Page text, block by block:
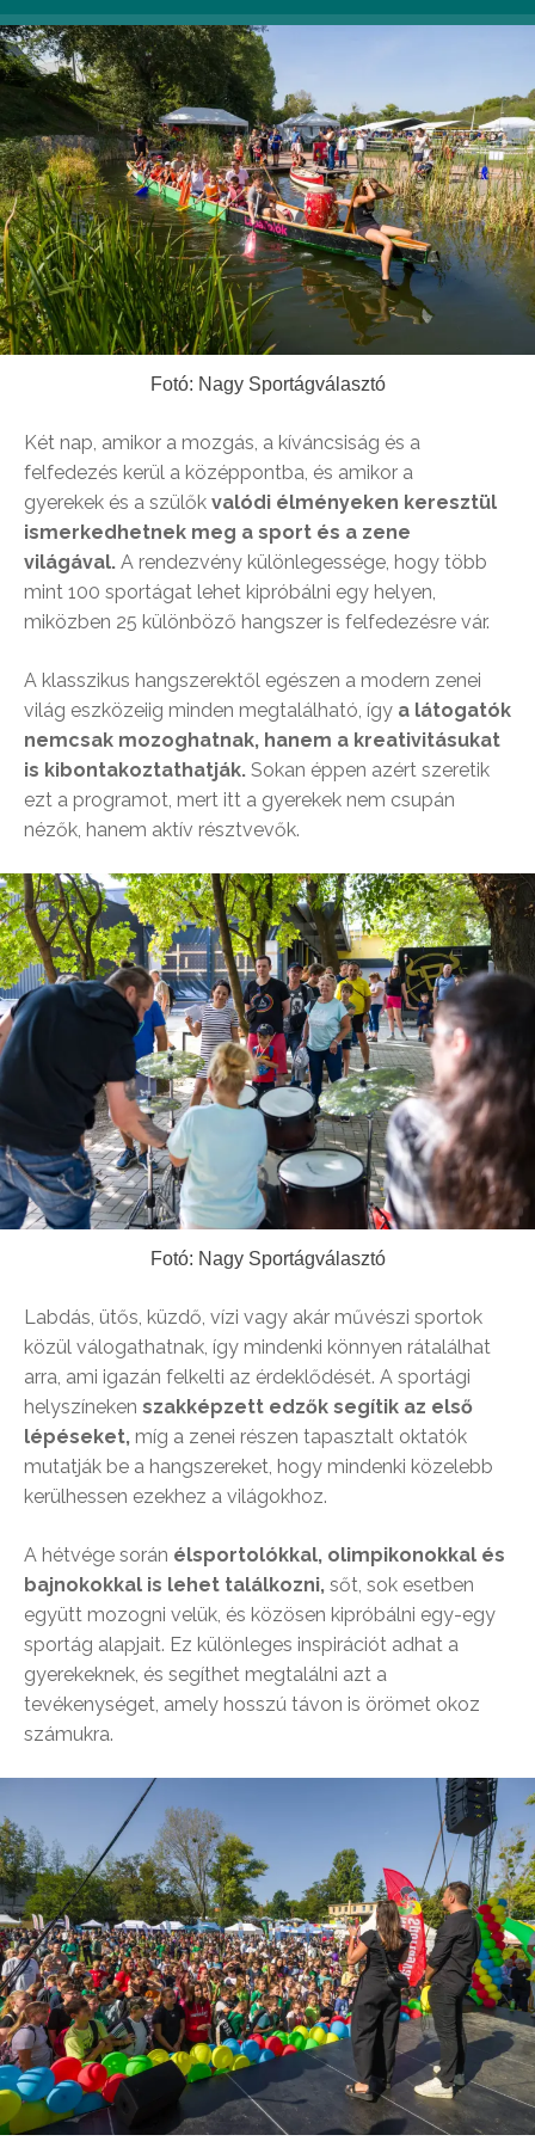
Fotó: Nagy Sportágválasztó
Két nap, amikor a mozgás, a kíváncsiság és a
felfedezés kerül a középpontba, és amikor a
gyerekek és a szülők valódi élményeken keresztül
ismerkedhetnek meg a sport és a zene
világával. A rendezvény különlegessége, hogy több
mint 100 sportágat lehet kipróbálni egy helyen,
miközben 25 különböző hangszer is felfedezésre vár.
A klasszikus hangszerektől egészen a modern zenei
világ eszközeiig minden megtalálható, így a látogatók
nemcsak mozoghatnak, hanem a kreativitásukat
is kibontakoztathatják. Sokan éppen azért szeretik
ezt a programot, mert itt a gyerekek nem csupán
nézők, hanem aktív résztvevők.
Fotó: Nagy Sportágválasztó
Labdás, ütős, küzdő, vízi vagy akár művészi sportok
közül válogathatnak, így mindenki könnyen rátalálhat
arra, ami igazán felkelti az érdeklődését. A sportági
helyszíneken szakképzett edzők segítik az első
lépéseket, míg a zenei részen tapasztalt oktatók
mutatják be a hangszereket, hogy mindenki közelebb
kerülhessen ezekhez a világokhoz.
A hétvége során élsportolókkal, olimpikonokkal és
bajnokokkal is lehet találkozni, sőt, sok esetben
együtt mozogni velük, és közösen kipróbálni egy-egy
sportág alapjait. Ez különleges inspirációt adhat a
gyerekeknek, és segíthet megtalálni azt a
tevékenységet, amely hosszú távon is örömet okoz
számukra.